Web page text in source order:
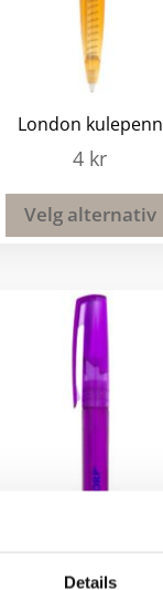
Details
London kulepenn
4 kr
Velg alternativ